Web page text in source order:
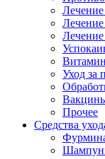
Уход за
Прочее
Средства